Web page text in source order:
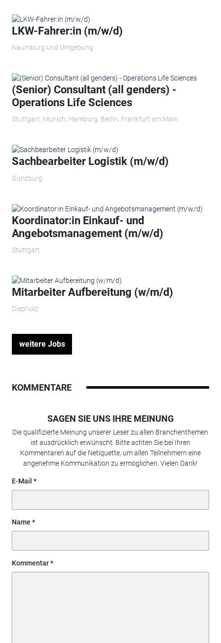
LKW-Fahrer:in (m/w/d)
Naumburg und Umgebung
(Senior) Consultant (all genders) -
Operations Life Sciences
Stuttgart, Munich, Hamburg, Berlin, Frankfurt am Main
Sachbearbeiter Logistik (m/w/d)
Günzburg
Koordinator:in Einkauf- und
Angebotsmanagement (m/w/d)
Stuttgart
Mitarbeiter Aufbereitung (w/m/d)
Diepholz
weitere Jobs
KOMMENTARE
SAGEN SIE UNS IHRE MEINUNG
Die qualifizierte Meinung unserer Leser zu allen Branchenthemen
ist ausdrücklich erwünscht. Bitte achten Sie bei Ihren
Kommentaren auf die Netiquette, um allen Teilnehmern eine
angenehme Kommunikation zu ermöglichen. Vielen Dank!
E-Mail
Name
Kommentar